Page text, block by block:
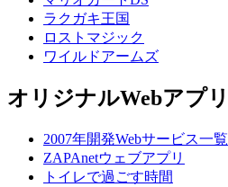
ラクガキ王国
ロストマジック
ワイルドアームズ
オリジナルWebアプリ
2007年開発Webサービス一覧
ZAPAnetウェブアプリ
トイレで過ごす時間